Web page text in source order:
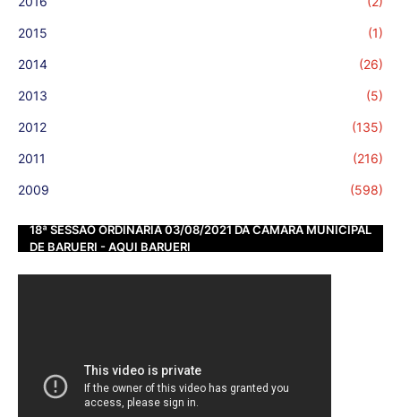
2015 (1)
2014 (26)
2013 (5)
2012 (135)
2011 (216)
2009 (598)
18ª SESSÃO ORDINÁRIA 03/08/2021 DA CÂMARA MUNICIPAL
DE BARUERI - AQUI BARUERI